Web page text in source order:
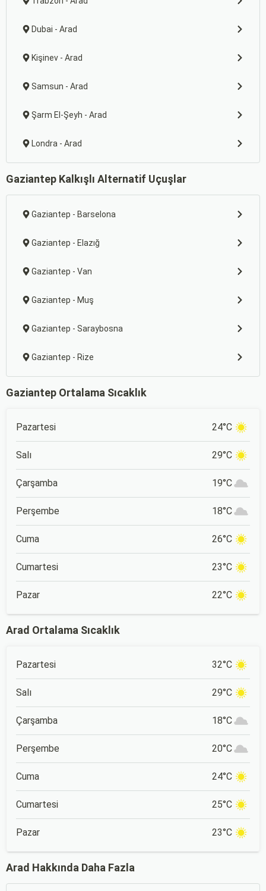
Dubai - Arad
Kişinev - Arad
Samsun - Arad
Şarm El-Şeyh - Arad
Londra - Arad
Gaziantep Kalkışlı Alternatif Uçuşlar
Gaziantep - Barselona
Gaziantep - Elazığ
Gaziantep - Van
Gaziantep - Muş
Gaziantep - Saraybosna
Gaziantep - Rize
Gaziantep Ortalama Sıcaklık
Pazartesi 24°C
Salı 29°C
Çarşamba 19°C
Perşembe 18°C
Cuma 26°C
Cumartesi 23°C
Pazar 22°C
Arad Ortalama Sıcaklık
Pazartesi 32°C
Salı 29°C
Çarşamba 18°C
Perşembe 20°C
Cuma 24°C
Cumartesi 25°C
Pazar 23°C
Arad Hakkında Daha Fazla